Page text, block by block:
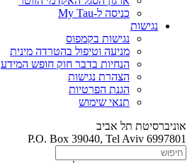
כניסה ל-My Tau
נגישות
נגישות בקמפוס
מניעה וטיפול בהטרדה מינית
הנחיות בדבר חוק חופש המידע
הצהרת נגישות
הגנת הפרטיות
תנאי שימוש
אוניברסיטת תל אביב
P.O. Box 39040, Tel Aviv 6997801